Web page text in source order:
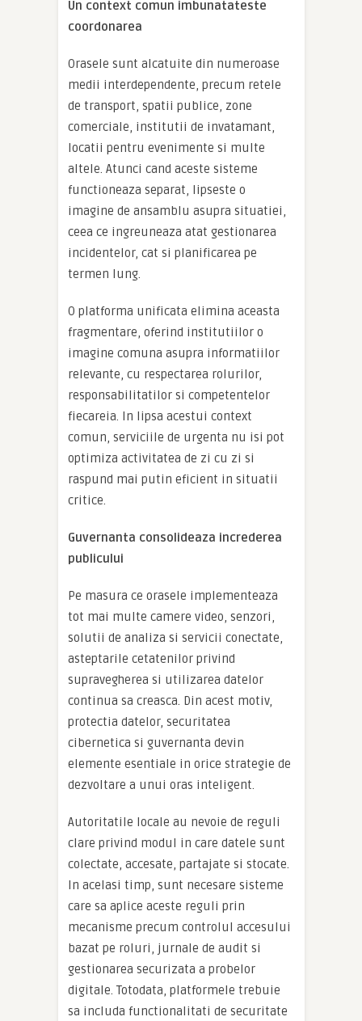
Un context comun imbunatateste
coordonarea
Orasele sunt alcatuite din numeroase
medii interdependente, precum retele
de transport, spatii publice, zone
comerciale, institutii de invatamant,
locatii pentru evenimente si multe
altele. Atunci cand aceste sisteme
functioneaza separat, lipseste o
imagine de ansamblu asupra situatiei,
ceea ce ingreuneaza atat gestionarea
incidentelor, cat si planificarea pe
termen lung.
O platforma unificata elimina aceasta
fragmentare, oferind institutiilor o
imagine comuna asupra informatiilor
relevante, cu respectarea rolurilor,
responsabilitatilor si competentelor
fiecareia. In lipsa acestui context
comun, serviciile de urgenta nu isi pot
optimiza activitatea de zi cu zi si
raspund mai putin eficient in situatii
critice.
Guvernanta consolideaza increderea
publicului
Pe masura ce orasele implementeaza
tot mai multe camere video, senzori,
solutii de analiza si servicii conectate,
asteptarile cetatenilor privind
supravegherea si utilizarea datelor
continua sa creasca. Din acest motiv,
protectia datelor, securitatea
cibernetica si guvernanta devin
elemente esentiale in orice strategie de
dezvoltare a unui oras inteligent.
Autoritatile locale au nevoie de reguli
clare privind modul in care datele sunt
colectate, accesate, partajate si stocate.
In acelasi timp, sunt necesare sisteme
care sa aplice aceste reguli prin
mecanisme precum controlul accesului
bazat pe roluri, jurnale de audit si
gestionarea securizata a probelor
digitale. Totodata, platformele trebuie
sa includa functionalitati de securitate